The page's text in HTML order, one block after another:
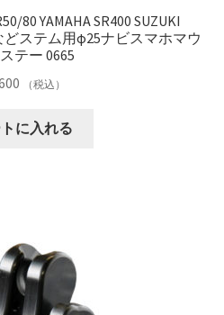
80 YAMAHA SR400 SUZUKI
どステム用φ25ナビスマホマウ
テー 0665
（税込）
に入れる